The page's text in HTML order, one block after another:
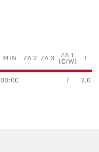
MIN ZA 2 ZA 3 ZA 1
(C/W) F
00:00 / 2.0